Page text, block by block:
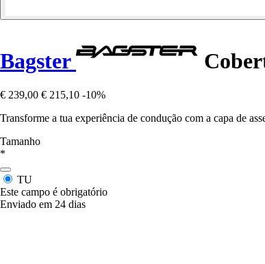
Bagster
€ 239,00 € 215,10 -10%
Transforme a tua experiência de condução com a capa de
Tamanho
*
TU
Este campo é obrigatório
Enviado em 24 dias